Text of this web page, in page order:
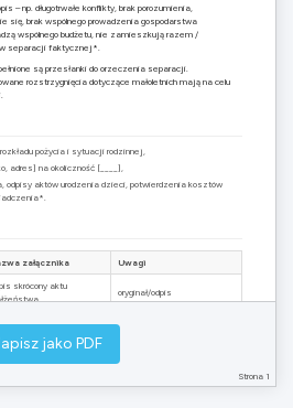
– np. długotrwałe konflikty, brak porozumienia,
się, brak wspólnego prowadzenia gospodarstwa
wspólnego budżetu, nie zamieszkują razem /
separacji faktycznej*.
są przesłanki do orzeczenia separacji.
rozstrzygnięcia dotyczące małoletnich mają na celu
pożycia i sytuacji rodzinnej,
adres] na okoliczność [____],
odpisy aktów urodzenia dzieci, potwierdzenia kosztów
załącznika Uwagi
skrócony aktu
oryginał/odpis
dla każdego dziecka
komplet
Strona 1
jako PDF